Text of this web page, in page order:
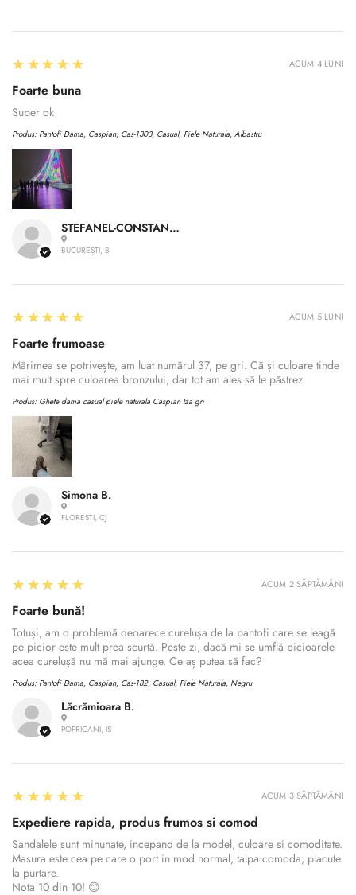
STEFANEL-CONSTANTIN A.
BUCUREȘTI, B
5
★★★★★
Foarte buna
Super ok
Produs: Pantofi Dama, Caspian, Cas-1303, Casual, Piele Naturala, Albastru
ACUM 4 LUNI
Simona B.
FLORESTI, CJ
5
★★★★★
Foarte frumoase
Mărimea se potrivește, am luat numărul 37, pe gri. Că și culoare tinde
mai mult spre culoarea bronzului, dar tot am ales să le păstrez.
Produs: Ghete dama casual piele naturala Caspian Iza gri
ACUM 5 LUNI
Lăcrămioara B.
POPRICANI, IS
5
★★★★★
Foarte bună!
Totuși, am o problemă deoarece curelușa de la pantofi care se leagă
pe picior este mult prea scurtă. Peste zi, dacă mi se umflă picioarele
acea curelușă nu mă mai ajunge. Ce aș putea să fac?
Produs: Pantofi Dama, Caspian, Cas-182, Casual, Piele Naturala, Negru
ACUM 2 SĂPTĂMÂNI
5
★★★★★
Expediere rapida, produs frumos si comod
Sandalele sunt minunate, incepand de la model, culoare si comoditate.
Masura este cea pe care o port in mod normal, talpa comoda, placute
la purtare.
Nota 10 din 10! 😊
ACUM 3 SĂPTĂMÂNI